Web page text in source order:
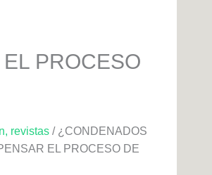
PROCESO
revistas/ ¿CONDENADOS
EL PROCESO DE